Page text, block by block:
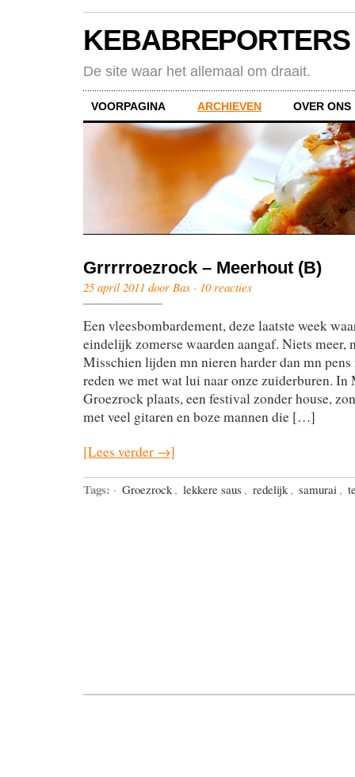
KEBABREPORTERS
De site waar het allemaal om draait.
VOORPAGINA ARCHIEVEN OVER ONS
Grrrrroezrock – Meerhout (B)
25 april 2011 door Bas · 10 reacties
Een vleesbombardement, deze laatste week
eindelijk zomerse waarden aangaf. Niets meer,
Misschien lijden mn nieren harder dan mn pens
reden we met wat lui naar onze zuiderburen.
Groezrock plaats, een festival zonder house,
met veel gitaren en boze mannen die […]
[Lees verder →]
Tags: · Groezrock , lekkere saus , redelijk , samurai ,